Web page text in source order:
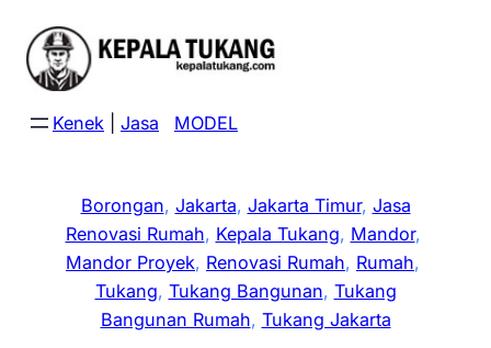
content
Kenek Jasa MODEL
Borongan, Jakarta, Jakarta Timur, Jasa
Renovasi Rumah, Kepala Tukang, Mandor
Mandor Proyek, Renovasi Rumah, Rumah
Tukang, Tukang Bangunan, Tukang
Bangunan Rumah, Tukang Jakarta